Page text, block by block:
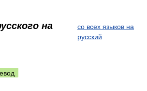
на
со всех языков на
русский